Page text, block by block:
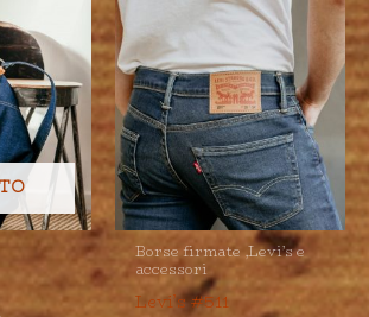
Borse firmate ,Levi’s e
accessori
Levi’s #511